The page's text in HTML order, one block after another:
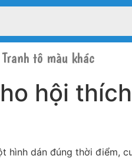
Tranh tô màu khác
hội
hình dán đúng thời điểm,